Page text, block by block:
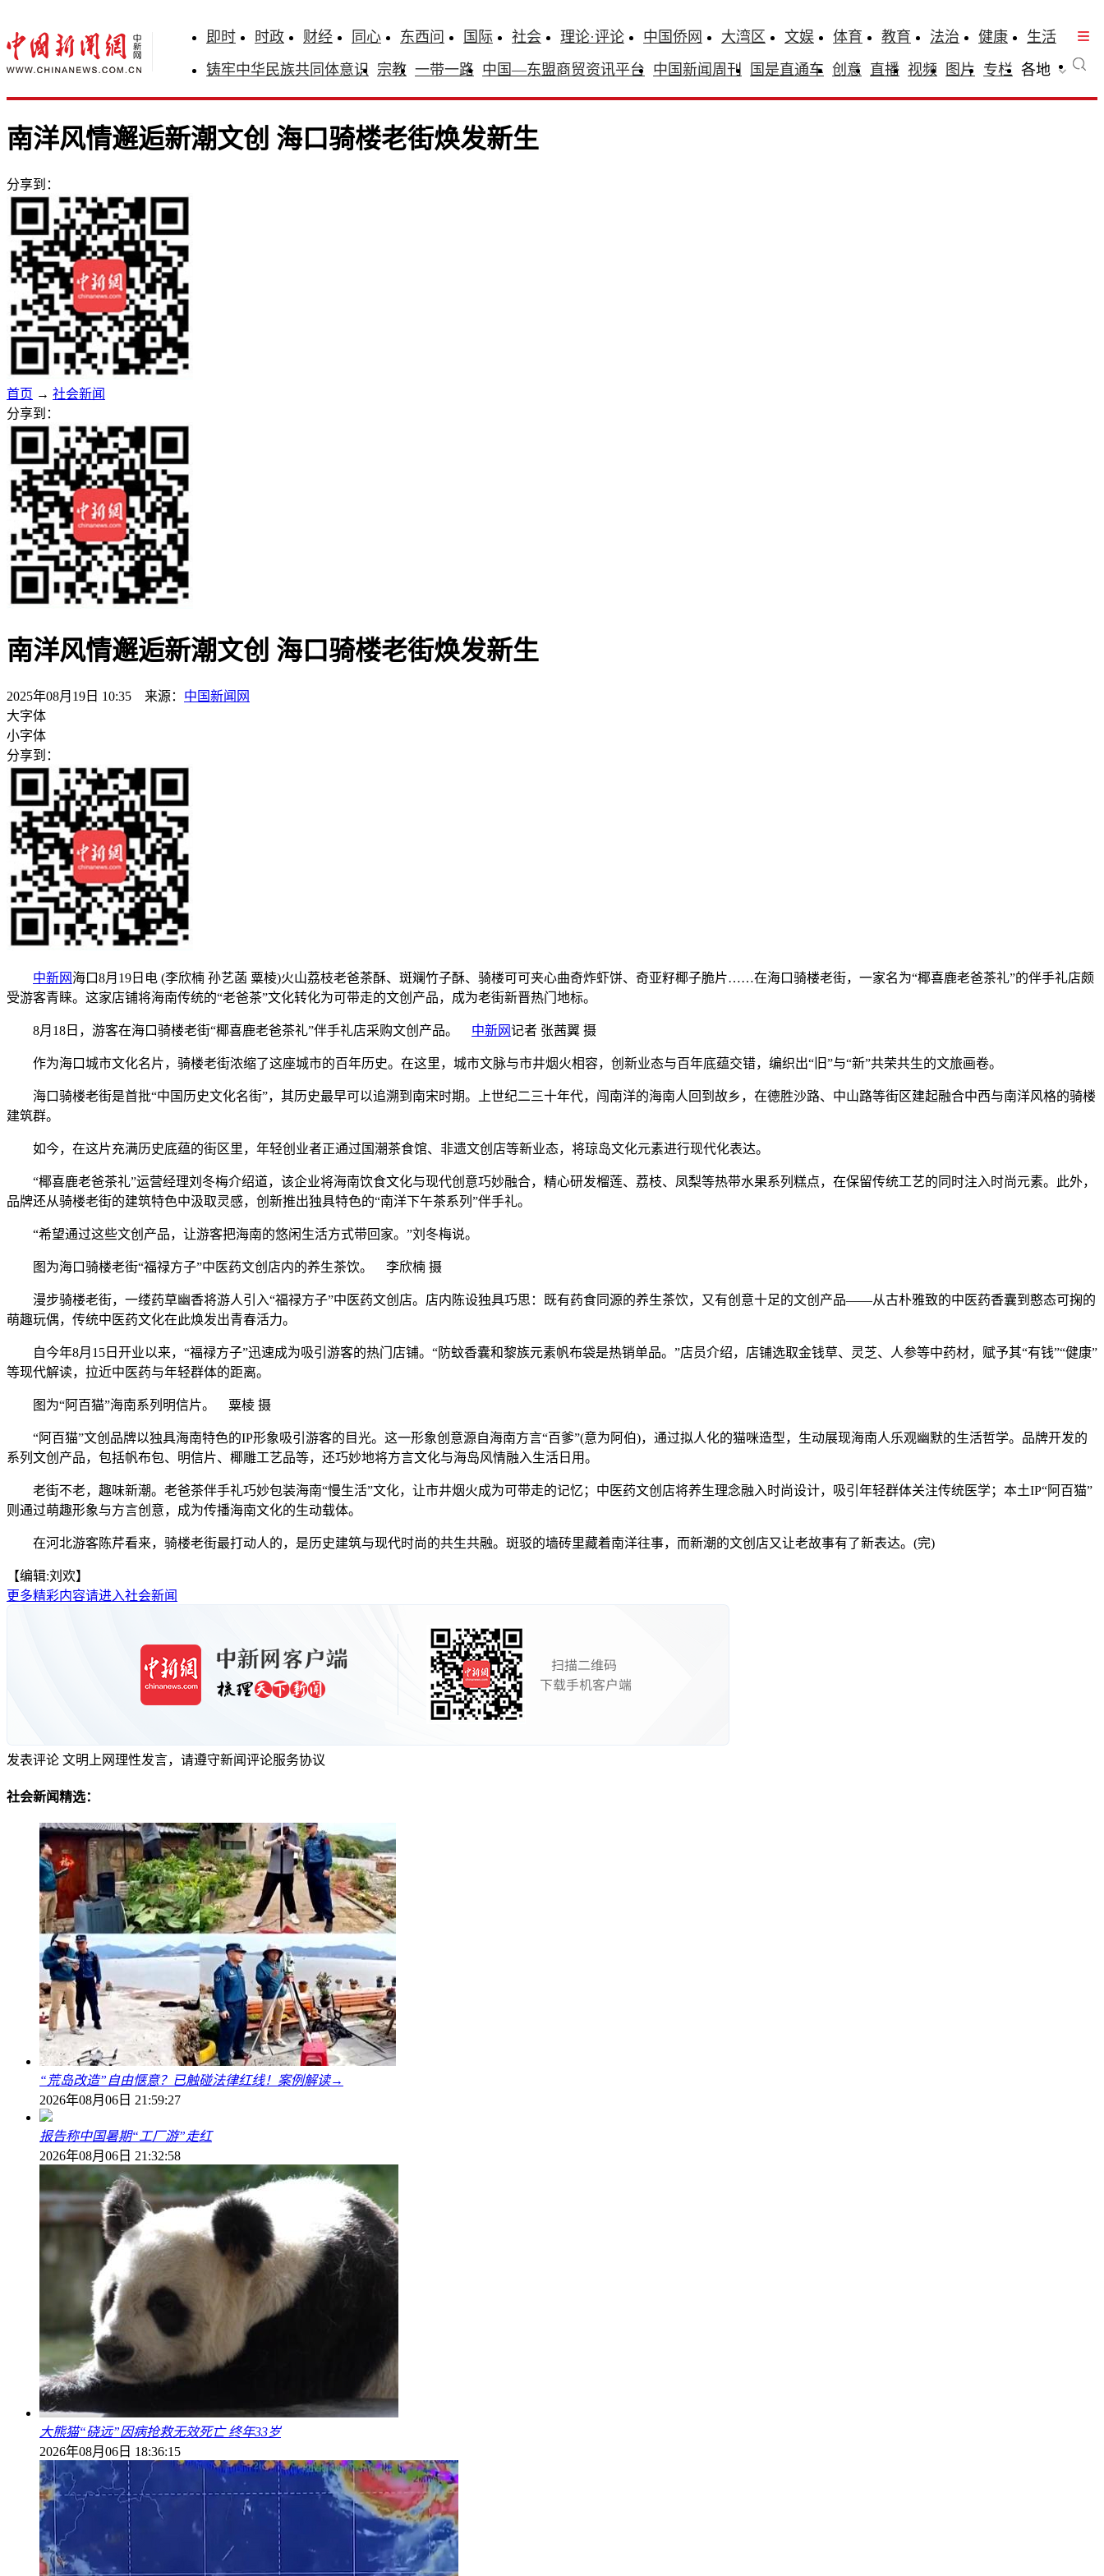
即时 时政 财经 同心 东西问 国际 社会 理论·评论 中国侨网 大湾区 文娱 体育 教育 法治 健康
生活
铸牢中华民族共同体意识 宗教 一带一路 中国—东盟商贸资讯平台 中国新闻周刊 国是直通车 创意 直播 视频 图片 专栏 各地
南洋风情邂逅新潮文创 海口骑楼老街焕发新生
分享到：
首页 → 社会新闻
分享到：
南洋风情邂逅新潮文创 海口骑楼老街焕发新生
2025年08月19日 10:35 来源： 中国新闻网
大字体
小字体
分享到：
中新网 海口8月19日电 (李欣楠 孙艺菡 粟棱)火山荔枝老爸茶酥、斑斓竹子酥、骑楼可可夹心曲奇炸虾饼、奇亚籽椰子脆片……在海口骑楼老街，一家名为“椰喜鹿老爸茶礼”的伴手礼店颇
受游客青睐。这家店铺将海南传统的“老爸茶”文化转化为可带走的文创产品，成为老街新晋热门地标。
8月18日，游客在海口骑楼老街“椰喜鹿老爸茶礼”伴手礼店采购文创产品。 中新网记者 张茜翼 摄
作为海口城市文化名片，骑楼老街浓缩了这座城市的百年历史。在这里，城市文脉与市井烟火相容，创新业态与百年底蕴交错，编织出“旧”与“新”共荣共生的文旅画卷。
海口骑楼老街是首批“中国历史文化名街”，其历史最早可以追溯到南宋时期。上世纪二三十年代，闯南洋的海南人回到故乡，在德胜沙路、中山路等街区建起融合中西与南洋风格的骑楼
建筑群。
如今，在这片充满历史底蕴的街区里，年轻创业者正通过国潮茶食馆、非遗文创店等新业态，将琼岛文化元素进行现代化表达。
“椰喜鹿老爸茶礼”运营经理刘冬梅介绍道，该企业将海南饮食文化与现代创意巧妙融合，精心研发榴莲、荔枝、凤梨等热带水果系列糕点，在保留传统工艺的同时注入时尚元素。此外，
品牌还从骑楼老街的建筑特色中汲取灵感，创新推出独具特色的“南洋下午茶系列”伴手礼。
“希望通过这些文创产品，让游客把海南的悠闲生活方式带回家。”刘冬梅说。
图为海口骑楼老街“福禄方子”中医药文创店内的养生茶饮。 李欣楠 摄
漫步骑楼老街，一缕药草幽香将游人引入“福禄方子”中医药文创店。店内陈设独具巧思：既有药食同源的养生茶饮，又有创意十足的文创产品——从古朴雅致的中医药香囊到憨态可掬的
萌趣玩偶，传统中医药文化在此焕发出青春活力。
自今年8月15日开业以来，“福禄方子”迅速成为吸引游客的热门店铺。“防蚊香囊和黎族元素帆布袋是热销单品。”店员介绍，店铺选取金钱草、灵芝、人参等中药材，赋予其“有钱”“健康”
等现代解读，拉近中医药与年轻群体的距离。
图为“阿百猫”海南系列明信片。 粟棱 摄
“阿百猫”文创品牌以独具海南特色的IP形象吸引游客的目光。这一形象创意源自海南方言“百爹”(意为阿伯)，通过拟人化的猫咪造型，生动展现海南人乐观幽默的生活哲学。品牌开发的
系列文创产品，包括帆布包、明信片、椰雕工艺品等，还巧妙地将方言文化与海岛风情融入生活日用。
老街不老，趣味新潮。老爸茶伴手礼巧妙包装海南“慢生活”文化，让市井烟火成为可带走的记忆；中医药文创店将养生理念融入时尚设计，吸引年轻群体关注传统医学；本土IP“阿百猫”
则通过萌趣形象与方言创意，成为传播海南文化的生动载体。
在河北游客陈芹看来，骑楼老街最打动人的，是历史建筑与现代时尚的共生共融。斑驳的墙砖里藏着南洋往事，而新潮的文创店又让老故事有了新表达。(完)
【编辑:刘欢】
更多精彩内容请进入社会新闻
发表评论 文明上网理性发言，请遵守新闻评论服务协议
社会新闻精选：
“荒岛改造”自由惬意？已触碰法律红线！案例解读→
2026年08月06日 21:59:27
报告称中国暑期“工厂游”走红
2026年08月06日 21:32:58
大熊猫“硗远”因病抢救无效死亡 终年33岁
2026年08月06日 18:36:15